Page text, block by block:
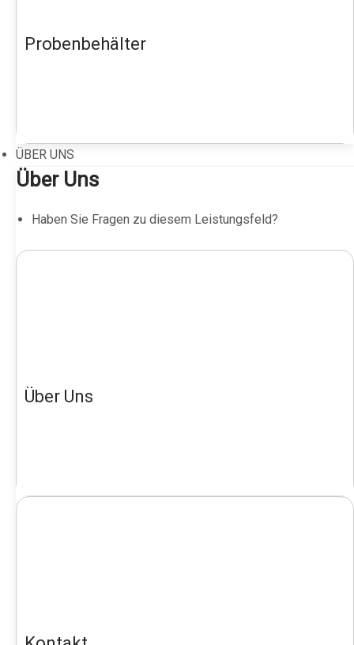
Probenbehälter
ÜBER UNS
Über Uns
Haben Sie Fragen zu diesem Leistungsfeld?
Über Uns